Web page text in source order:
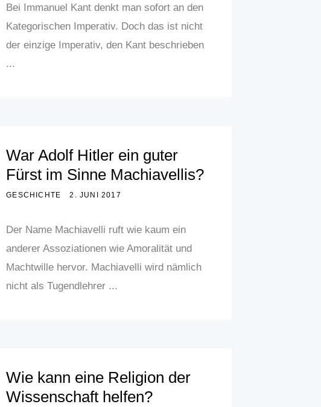
Bei Immanuel Kant denkt man sofort an den
Kategorischen Imperativ. Doch das ist nicht
der einzige Imperativ, den Kant beschrieben
...
War Adolf Hitler ein guter
Fürst im Sinne Machiavellis?
GESCHICHTE 2. JUNI 2017
Der Name Machiavelli ruft wie kaum ein
anderer Assoziationen wie Amoralität und
Machtwille hervor. Machiavelli wird nämlich
nicht als Tugendlehrer ...
Wie kann eine Religion der
Wissenschaft helfen?